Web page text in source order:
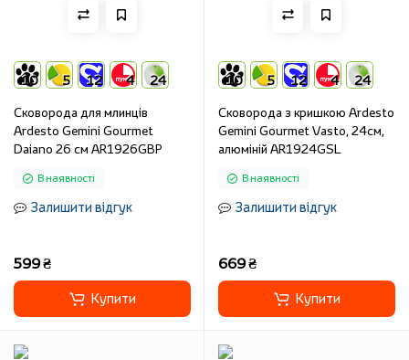
10 5 12 4 24
Сковорода для млинців
Ardesto Gemini Gourmet
Daiano 26 см AR1926GBP
В наявності
Залишити відгук
599 ₴
Купити
10 5 12 4 24
Сковорода з кришкою Ardesto
Gemini Gourmet Vasto, 24см,
алюміній AR1924GSL
В наявності
Залишити відгук
669 ₴
Купити